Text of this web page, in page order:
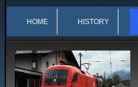
HOME HISTORY